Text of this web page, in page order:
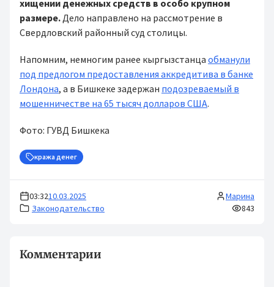
хищении денежных средств в особо крупном
размере.Дело направлено на рассмотрение в
Свердловский районный суд столицы.
Напомним, немногим ранее кыргызстанца обманули
под предлогом предоставления аккредитива в банке
Лондона, а в Бишкеке задержан подозреваемый в
мошенничестве на 65 тысяч долларов США.
Фото: ГУВД Бишкека
кража денег
03:3210.03.2025
Законодательство
Марина
843
Комментарии